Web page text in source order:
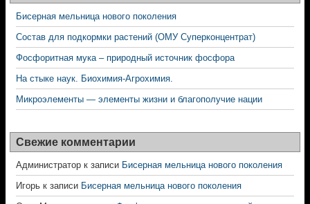
Бисерная мельница нового поколения
Состав для подкормки растений (ОМУ Суперконцентрат)
Фосфоритная мука – природный источник фосфора
На стыке наук. Биохимия-Агрохимия.
Микроэлементы — элементы жизни и благополучие нации
Свежие комментарии
Администратор к записи Бисерная мельница нового поколения
Игорь к записи Бисерная мельница нового поколения